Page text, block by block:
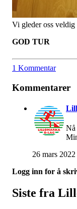
Vi gleder oss veldig
GOD TUR
1 Kommentar
Kommentarer
Nå
26 mars 2022
Logg inn for å
Siste fra